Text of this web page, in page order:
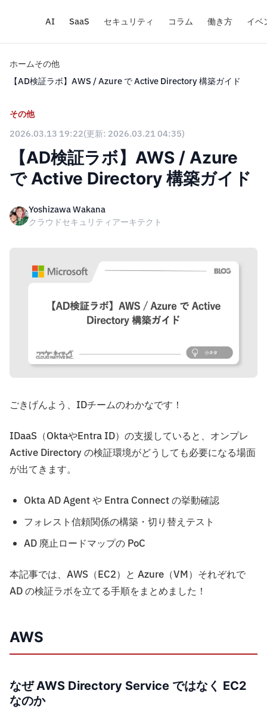
AI SaaS セキュリティ コラム 働き方 イベ
ホームその他
【AD検証ラボ】AWS / Azure で Active Directory 構築ガイド
その他
2026.03.13 19:22(更新: 2026.03.21 04:35)
【AD検証ラボ】AWS / Azure
で Active Directory 構築ガイド
Yoshizawa Wakana
クラウドセキュリティアーキテクト
ごきげんよう、IDチームのわかなです！
IDaaS（OktaやEntra ID）の支援していると、オンプレ
Active Directory の検証環境がどうしても必要になる場面
が出てきます。
Okta AD Agent や Entra Connect の挙動確認
フォレスト信頼関係の構築・切り替えテスト
AD 廃止ロードマップの PoC
本記事では、AWS（EC2）と Azure（VM）それぞれで
AD の検証ラボを立てる手順をまとめました！
AWS
なぜ AWS Directory Service ではなく EC2
なのか